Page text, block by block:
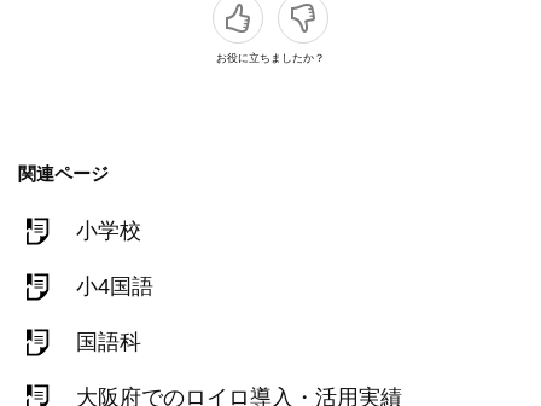
お役に立ちましたか？
関連ページ
小学校
小4国語
国語科
大阪府でのロイロ導入・活用実績